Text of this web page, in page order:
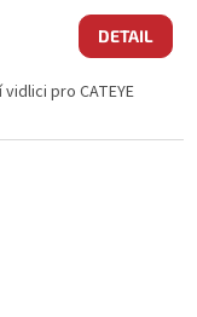
DETAIL
pro CATEYE